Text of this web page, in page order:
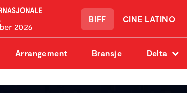
BIFF CINE LATINO
Arrangement Bransje Delta